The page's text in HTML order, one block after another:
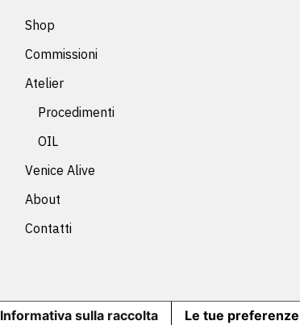
Shop
Commissioni
Atelier
Procedimenti
OIL
Venice Alive
About
Contatti
Informativa sulla raccolta Le tue